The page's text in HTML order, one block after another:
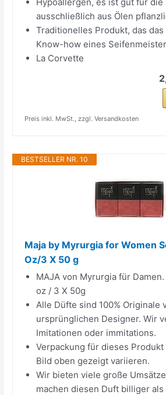
ausschließlich aus Ölen
Traditionelles Produkt, das das
Know-how eines
La Corvette
Preis inkl. MwSt., zzgl. Versandkosten
BESTSELLER NR. 10
Maja by Myrurgia for Women
Oz/3 X 50 g
MAJA von Myrurgia für Damen.
oz / 3 X 50g
Alle Düfte sind 100% Originale
ursprünglichen Designer. Wir
Imitationen oder immitations.
Verpackung für dieses
Bild oben gezeigt variieren.
Wir bieten viele große
machen diesen Duft billiger